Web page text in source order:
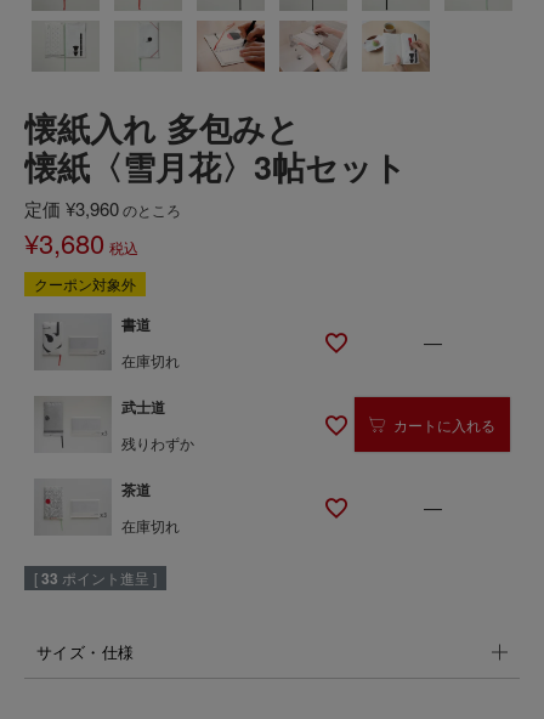
懐紙入れ 多包みと
懐紙〈雪月花〉3帖セット
定価 ¥3,960のところ
¥3,680 税込
クーポン対象外
書道
在庫切れ
—
武士道
残りわずか
カートに入れる
茶道
在庫切れ
—
[33 ポイント進呈 ]
サイズ・仕様